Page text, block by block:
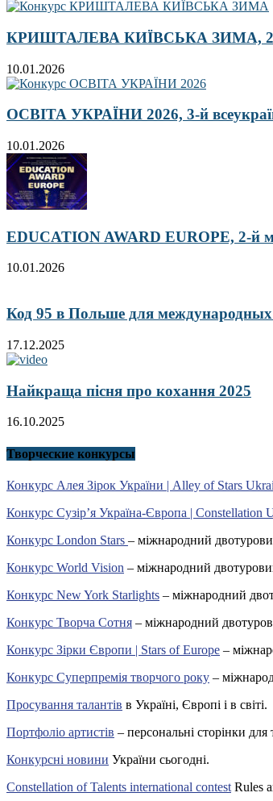
КРИШТАЛЕВА КИЇВСЬКА ЗИМА, 2-й
10.01.2026
ОСВІТА УКРАЇНИ 2026, 3-й
10.01.2026
EDUCATION AWARD EUROPE, 2-й
10.01.2026
Код 95 в Польше для международных
17.12.2025
Найкраща пісня про кохання 2025
16.10.2025
Творческие конкурсы
Конкурс Алея Зірок України | Alley of Stars
Конкурс Сузір’я Україна-Європа | Constellation
Конкурс London Stars – міжнародний
Конкурс World Vision – міжнародний
Конкурс New York Starlights – міжнародний
Конкурс Творча Сотня – міжнародний
Конкурс Зірки Європи | Stars of Europe –
Конкурс Суперпремія творчого року –
Просування талантів в Україні, Європі і в світі.
Портфоліо артистів – персональні сторінки
Конкурсні новини України сьогодні.
Constellation of Talents international contest Rules